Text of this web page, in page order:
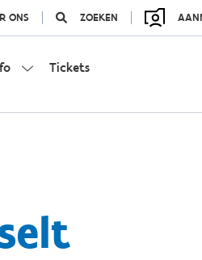
ONS ZOEKEN
Tickets